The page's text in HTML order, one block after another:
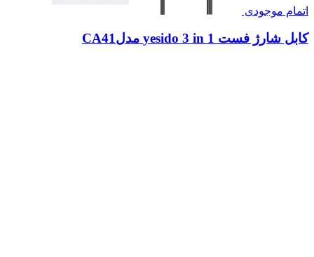
اتمام موجودی
کابل شارژ فست yesido 3 in 1 مدلCA41